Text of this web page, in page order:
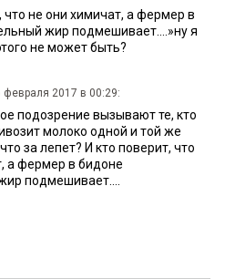
что не они химичат, а фермер в
жир подмешивает....»ну я
не может быть?
февраля 2017 в 00:29:
подозрение вызывают те, кто
молоко одной и той же
за лепет? И кто поверит, что
а фермер в бидоне
подмешивает....